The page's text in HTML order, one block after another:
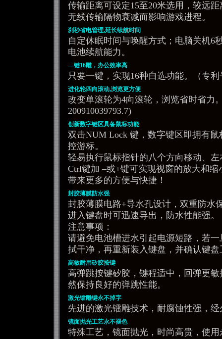
传输距离可设定15至20米选用，较远
无线传输隔物衰减而影响游戏进程。
刹秒省电管理,延长续航时间
自定休眠时间与唤醒方式；电脑关机6
电池续航能力。
—键16雕，办公效率高
只要一键，实现16种自选功能。（专
进化轮四向滚动,浏览更方便
改变单滚轮为4向滚轮，浏览省时省力
200910039793.7)
创新数字键区具备鼠标功能
双击NUM Lock 键，数字键区即拥有
控游标。
轻易执行鼠标指针的八个方向移动、
Ctrl键加 –或+键可实现视窗的放大和
带来更多的方便与快捷！
封胶薄膜防水强
封胶薄膜电路+导水孔设计，双重防水
进入键盘时可迅速导出，防水性能强。
注意事项：
请避免电池槽进水引起电源短路，若
拭干净，再重新装入键盘，并确认键
高敏耐用矽胶按键
高弹跳按键矽胶，键程适中，回弹更
然保持良好的弹跳性能。
激光镭雕键永不掉字
先进的激光镭雕技术，耐腐蚀性强，
镜面抛光工艺永不褪色
特殊工艺，镜面抛光，时尚高贵，使